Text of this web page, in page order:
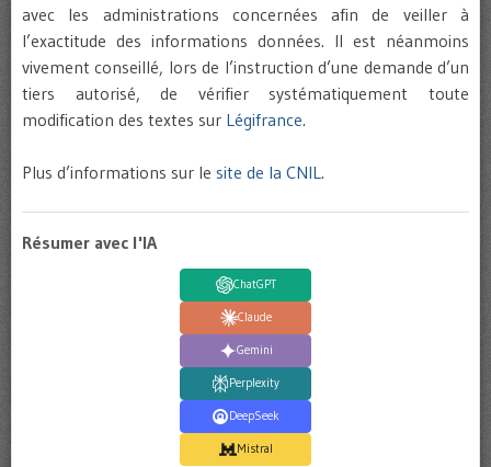
avec les administrations concernées afin de veiller à
l’exactitude des informations données. Il est néanmoins
vivement conseillé, lors de l’instruction d’une demande d’un
tiers autorisé, de vérifier systématiquement toute
modification des textes sur Légifrance.
Plus d’informations sur le site de la CNIL .
Résumer avec l'IA
ChatGPT
Claude
Gemini
Perplexity
DeepSeek
Mistral